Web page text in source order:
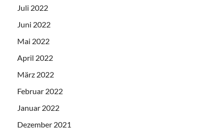
Juli 2022
Juni 2022
Mai 2022
April 2022
März 2022
Februar 2022
Januar 2022
Dezember 2021